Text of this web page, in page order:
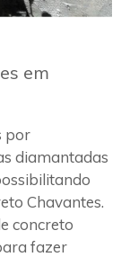
em
por
diamantadas
Chavantes.
concreto
fazer